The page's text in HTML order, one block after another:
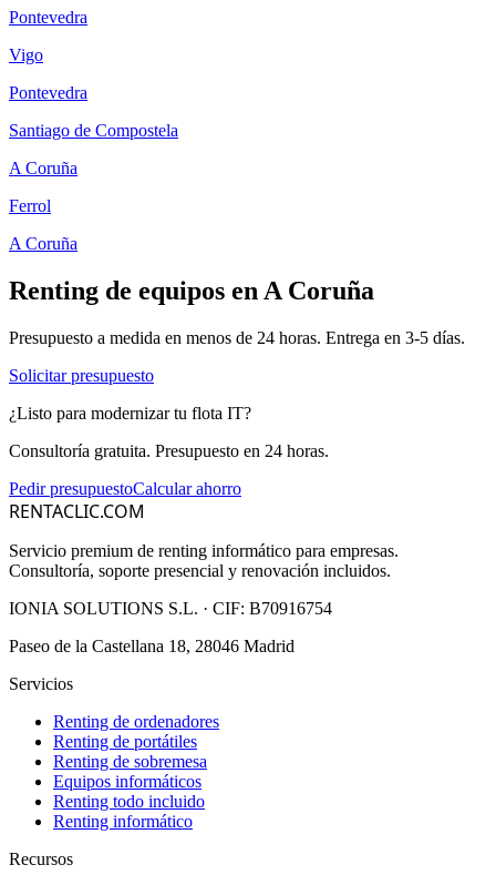
Pontevedra
Vigo
Pontevedra
Santiago de Compostela
A Coruña
Ferrol
A Coruña
Renting de equipos en A Coruña
Presupuesto a medida en menos de 24 horas. Entrega en 3-5 días.
Solicitar presupuesto
¿Listo para modernizar tu flota IT?
Consultoría gratuita. Presupuesto en 24 horas.
Pedir presupuestoCalcular ahorro
RENTACLIC.COM
Servicio premium de renting informático para empresas.
Consultoría, soporte presencial y renovación incluidos.
IONIA SOLUTIONS S.L. · CIF: B70916754
Paseo de la Castellana 18, 28046 Madrid
Servicios
Renting de ordenadores
Renting de portátiles
Renting de sobremesa
Equipos informáticos
Renting todo incluido
Renting informático
Recursos